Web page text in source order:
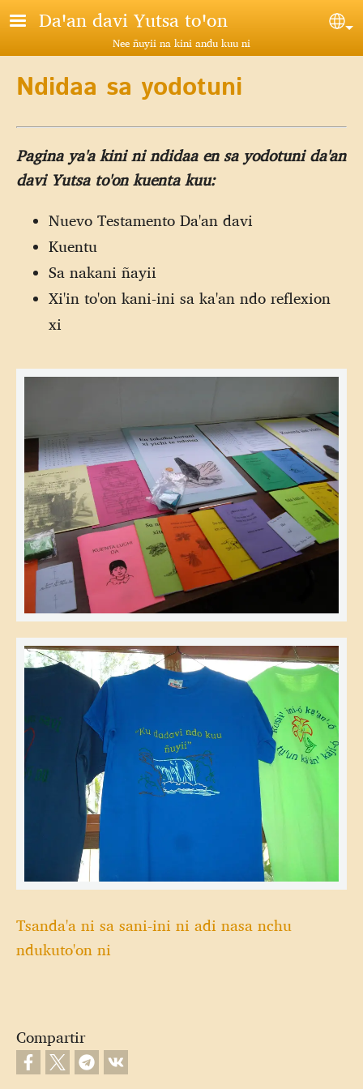
Pasar al contenido principal
Daꞌan davi Yutsa toꞌon
Nee ñuyii na kini andu kuu ni
Ndidaa sa yodotuni
Pagina ya'a kini ni ndidaa en sa yodotuni da'an
davi Yutsa to'on kuenta kuu:
Nuevo Testamento Da'an davi
Kuentu
Sa nakani ñayii
Xi'in to'on kani-ini sa ka'an ndo reflexion
xi
Tsanda'a ni sa sani-ini ni adi nasa nchu
ndukuto'on ni
Compartir